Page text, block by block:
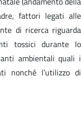
fattori legati alle
di ricerca riguarda
tossici durante lo
ambientali quali i
nonché l’utilizzo di